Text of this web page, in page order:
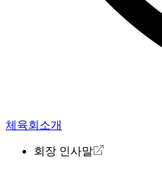
체육회소개
회장 인사말